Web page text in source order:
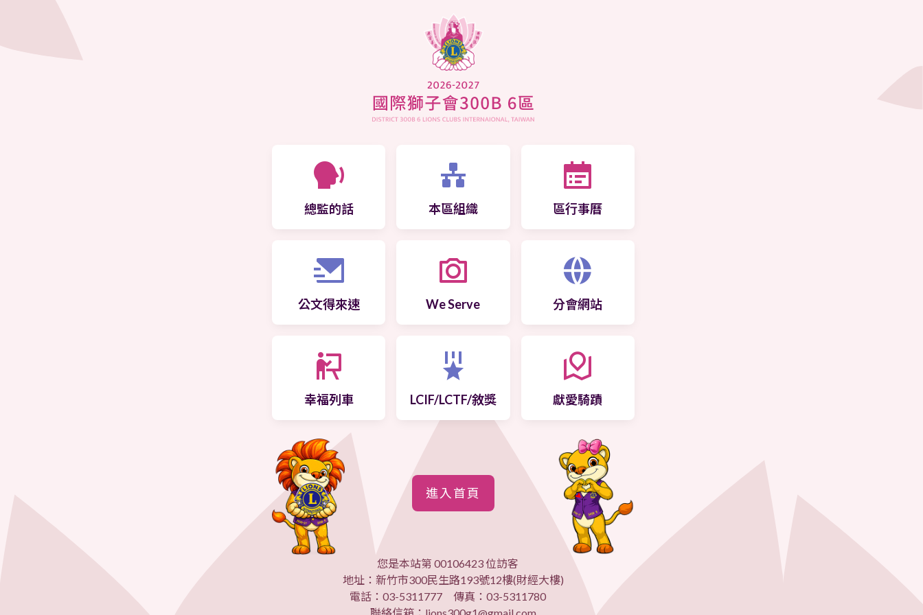
總監的話 本區組織 區行事曆
公文得來速 We Serve 分會網站
幸福列車 LCIF/LCTF/敘獎 獻愛騎蹟
進入首頁
您是本站第 00106423 位訪客
地址：新竹市300民生路193號12樓(財經大樓)
電話：03-5311777 傳真：03-5311780